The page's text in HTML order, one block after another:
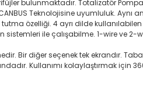
bulunmaktadır. Totalizatör
Teknolojisine uyumluluk. Aynı
özelliği. 4 ayrı dilde
ile çalışabilme. 1-wire ve 2-
Bir diğer seçenek tek ekrandır.
Kullanımı kolaylaştırmak için